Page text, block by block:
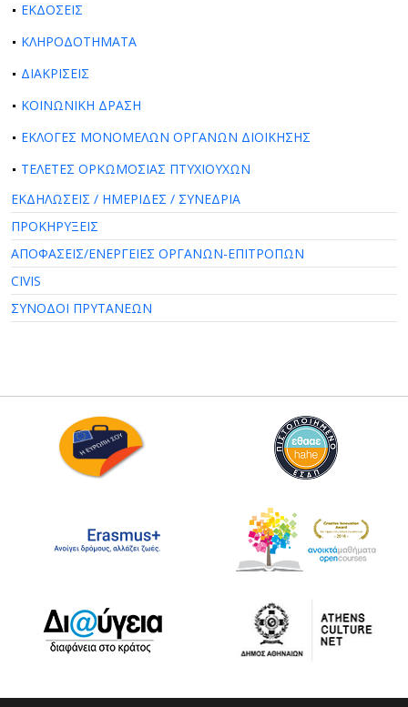
ΕΚΔΟΣΕΙΣ
ΚΛΗΡΟΔΟΤΗΜΑΤΑ
ΔΙΑΚΡΙΣΕΙΣ
ΚΟΙΝΩΝΙΚΗ ΔΡΑΣΗ
ΕΚΛΟΓΕΣ ΜΟΝΟΜΕΛΩΝ ΟΡΓΑΝΩΝ ΔΙΟΙΚΗΣΗΣ
ΤΕΛΕΤΕΣ ΟΡΚΩΜΟΣΙΑΣ ΠΤΥΧΙΟΥΧΩΝ
ΕΚΔΗΛΩΣΕΙΣ / ΗΜΕΡΙΔΕΣ / ΣΥΝΕΔΡΙΑ
ΠΡΟΚΗΡΥΞΕΙΣ
ΑΠΟΦΑΣΕΙΣ/ΕΝΕΡΓΕΙΕΣ ΟΡΓΑΝΩΝ-ΕΠΙΤΡΟΠΩΝ
CIVIS
ΣΥΝΟΔΟΙ ΠΡΥΤΑΝΕΩΝ